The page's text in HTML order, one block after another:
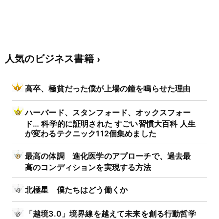
人気のビジネス書籍
高卒、極貧だった僕が上場の鐘を鳴らせた理由
ハーバード、スタンフォード、オックスフォー
ド… 科学的に証明された すごい習慣大百科 人生
が変わるテクニック112個集めました
最高の体調 進化医学のアプローチで、過去最
高のコンディションを実現する方法
北極星 僕たちはどう働くか
「越境3.0」境界線を越えて未来を創る行動哲学